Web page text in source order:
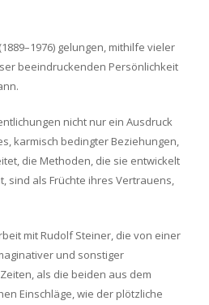
gelungen, mithilfe vieler
beeindruckenden Persönlichkeit
nicht nur ein Ausdruck
karmisch bedingter Beziehungen,
die Methoden, die sie entwickelt
sind als Früchte ihres Vertrauens,
mit Rudolf Steiner, die von einer
und sonstiger
als die beiden aus dem
Einschläge, wie der plötzliche